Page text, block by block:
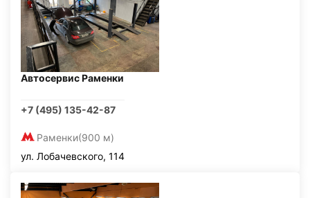
Автосервис Раменки
+7 (495) 135-42-87
Раменки(900 м)
ул. Лобачевского, 114